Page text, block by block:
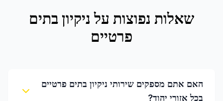
שאלות נפוצות על ניקיון בתים
פרטיים
האם אתם מספקים שירותי ניקיון בתים פרטיים
בכל אזורי יהוד?